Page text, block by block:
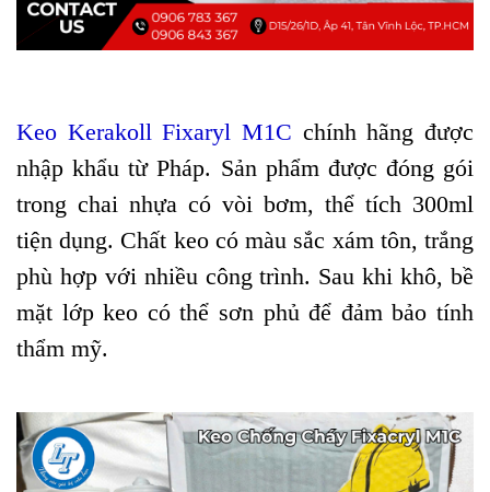
Keo Kerakoll Fixaryl M1C chính hãng được
nhập khẩu từ Pháp. Sản phẩm được đóng gói
trong chai nhựa có vòi bơm, thể tích 300ml
tiện dụng. Chất keo có màu sắc xám tôn, trắng
phù hợp với nhiều công trình. Sau khi khô, bề
mặt lớp keo có thể sơn phủ để đảm bảo tính
thẩm mỹ.